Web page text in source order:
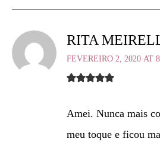
RITA
FEVEREIRO 2, 2020 AT
Amei. Nunca mais
meu toque e ficou